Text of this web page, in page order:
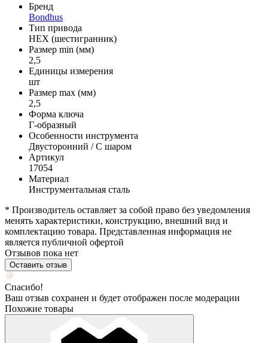
Бренд
Bondhus
Тип привода
HEX (шестигранник)
Размер min (мм)
2,5
Единицы измерения
шт
Размер max (мм)
2,5
Форма ключа
Г-образный
Особенности инструмента
Двусторонний / С шаром
Артикул
17054
Материал
Инструментальная сталь
* Производитель оставляет за собой право без уведомления
менять характеристики, конструкцию, внешний вид и
комплектацию товара. Представленная информация не
является публичной офертой
Отзывов пока нет
Оставить отзыв
Спасибо!
Ваш отзыв сохранен и будет отображен после модерации
Похожие товары